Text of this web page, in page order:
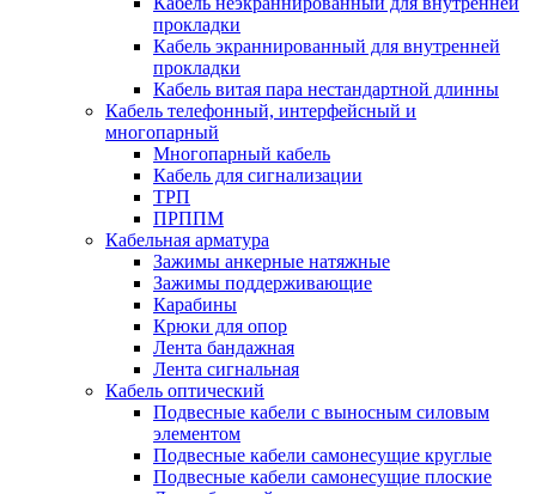
прокладки
Кабель экраннированный для внутренней
прокладки
Кабель витая пара нестандартной длинны
Кабель телефонный, интерфейсный и
многопарный
Многопарный кабель
Кабель для сигнализации
ТРП
ПРППМ
Кабельная арматура
Зажимы анкерные натяжные
Зажимы поддерживающие
Карабины
Крюки для опор
Лента бандажная
Лента сигнальная
Кабель оптический
Подвесные кабели с выносным силовым
элементом
Подвесные кабели самонесущие круглые
Подвесные кабели самонесущие плоские